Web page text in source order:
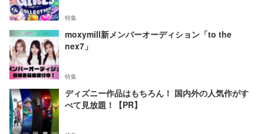
特集
moxymill新メンバーオーディション「to the
nex7」
特集
ディズニー作品はもちろん！ 国内外の人気作がす
べて見放題！【PR】